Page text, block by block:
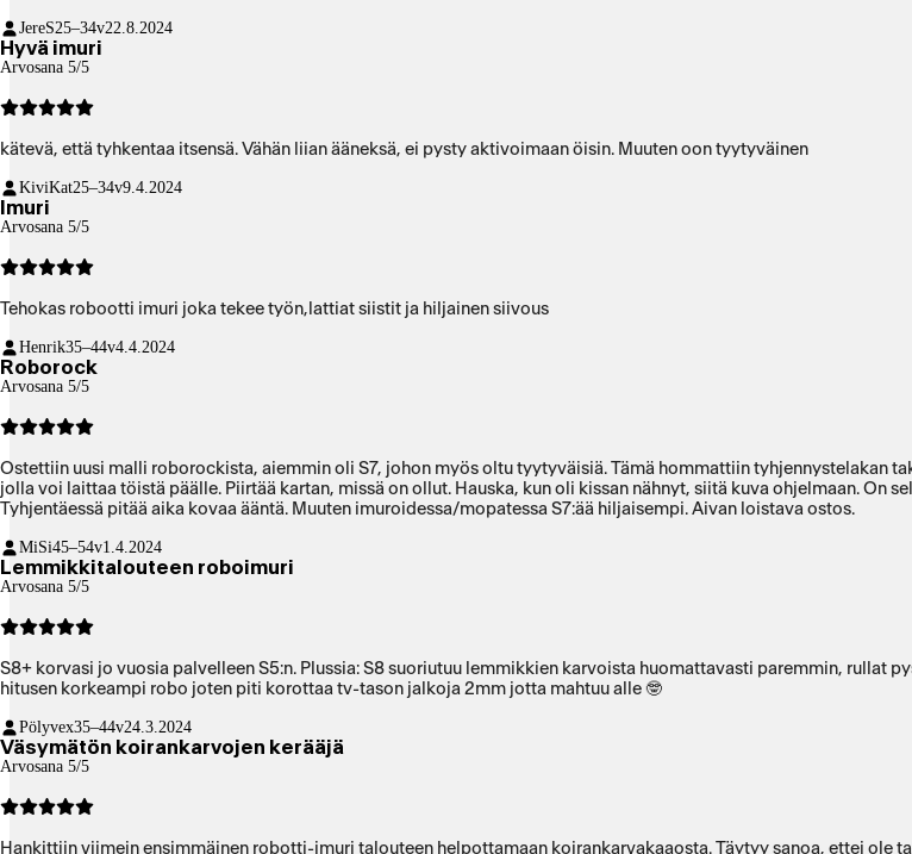
JereS25–34v22.8.2024
Hyvä imuri
Arvosana 5/5
kätevä, että tyhkentaa itsensä. Vähän liian ääneksä, ei pysty aktivoimaan öisin. Muuten oon tyytyväinen
KiviKat25–34v9.4.2024
Imuri
Arvosana 5/5
Tehokas robootti imuri joka tekee työn,lattiat siistit ja hiljainen siivous
Henrik35–44v4.4.2024
Roborock
Arvosana 5/5
Ostettiin uusi malli roborockista, aiemmin oli S7, johon myös oltu tyytyväisiä. Tämä hommattiin tyhjennystelakan
jolla voi laittaa töistä päälle. Piirtää kartan, missä on ollut. Hauska, kun oli kissan nähnyt, siitä kuva ohjelmaan. On
Tyhjentäessä pitää aika kovaa ääntä. Muuten imuroidessa/mopatessa S7:ää hiljaisempi. Aivan loistava ostos.
MiSi45–54v1.4.2024
Lemmikkitalouteen roboimuri
Arvosana 5/5
S8+ korvasi jo vuosia palvelleen S5:n. Plussia: S8 suoriutuu lemmikkien karvoista huomattavasti paremmin, rullat
hitusen korkeampi robo joten piti korottaa tv-tason jalkoja 2mm jotta mahtuu alle 🤓
Pölyvex35–44v24.3.2024
Väsymätön koirankarvojen kerääjä
Arvosana 5/5
Hankittiin viimein ensimmäinen robotti-imuri talouteen helpottamaan koirankarvakaaosta. Täytyy sanoa, ettei ole